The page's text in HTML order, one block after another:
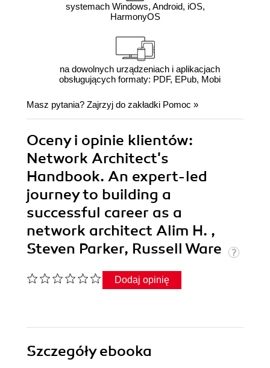
systemach Windows, Android, iOS,
HarmonyOS
na dowolnych urządzeniach i aplikacjach
obsługujących formaty: PDF, EPub, Mobi
Masz pytania? Zajrzyj do zakładki Pomoc »
Oceny i opinie klientów:
Network Architect's
Handbook. An expert-led
journey to building a
successful career as a
network architect Alim H. ,
Steven Parker, Russell Ware
Dodaj opinię
Szczegółyebooka